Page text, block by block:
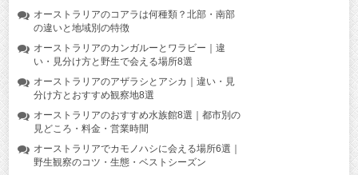
オーストラリアのコアラは何種類？北部・南部
の違いと地域別の特徴
オーストラリアのカンガルーとワラビー｜違
い・見分け方と野生で会える場所8選
オーストラリアのアザラシとアシカ｜違い・見
分け方とおすすめ観察地8選
オーストラリアのおすすめ水族館8選｜都市別の
見どころ・料金・営業時間
オーストラリアでカモノハシに会える場所6選｜
野生観察のコツ・生態・ベストシーズン